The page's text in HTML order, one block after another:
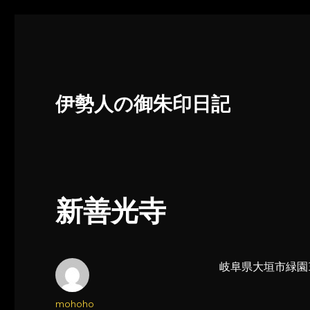
伊勢人の御朱印日記
新善光寺
岐阜県大垣市緑園
投
mohoho